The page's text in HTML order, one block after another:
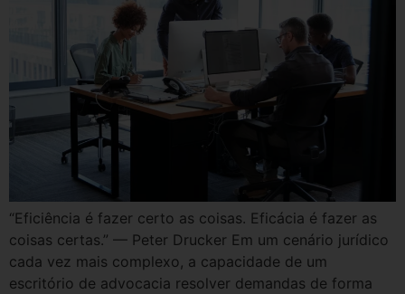
“Eficiência é fazer certo as coisas. Eficácia é fazer as
coisas certas.” — Peter Drucker Em um cenário jurídico
cada vez mais complexo, a capacidade de um
escritório de advocacia resolver demandas de forma